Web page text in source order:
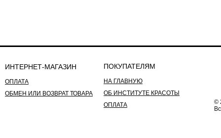
©
ИНТЕРНЕТ-МАГАЗИН
ОПЛАТА
ОБМЕН ИЛИ ВОЗВРАТ ТОВАРА
ПОКУПАТЕЛЯМ
НА ГЛАВНУЮ
ОБ ИНСТИТУТЕ КРАСОТЫ
ОПЛАТА